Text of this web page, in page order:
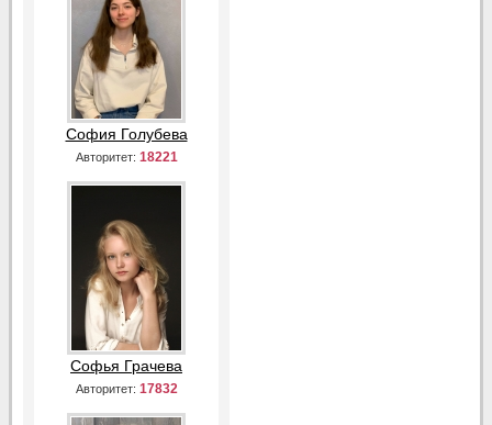
София Голубева
Авторитет: 18221
Софья Грачева
Авторитет: 17832